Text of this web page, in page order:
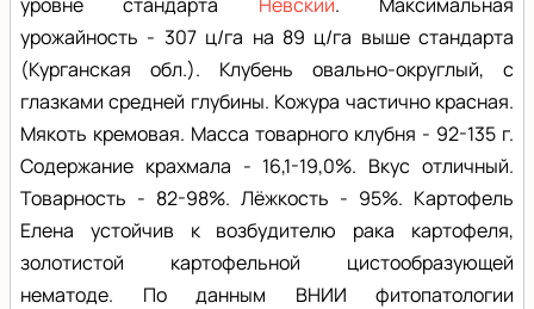
урожайность - 307 ц/га на 89 ц/га выше стандарта
(Курганская обл.). Клубень овально-округлый, с
глазками средней глубины. Кожура частично красная.
Мякоть кремовая. Масса товарного клубня - 92-135 г.
Содержание крахмала - 16,1-19,0%. Вкус отличный.
Товарность - 82-98%. Лёжкость - 95%. Картофель
Елена устойчив к возбудителю рака картофеля,
золотистой картофельной цистообразующей
нематоде. По данным ВНИИ фитопатологии